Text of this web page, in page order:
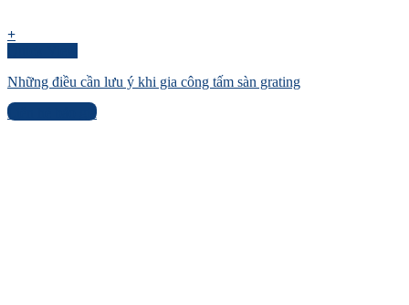
+
Những điều cần lưu ý khi gia công tấm sàn grating
Liên hệ báo giá